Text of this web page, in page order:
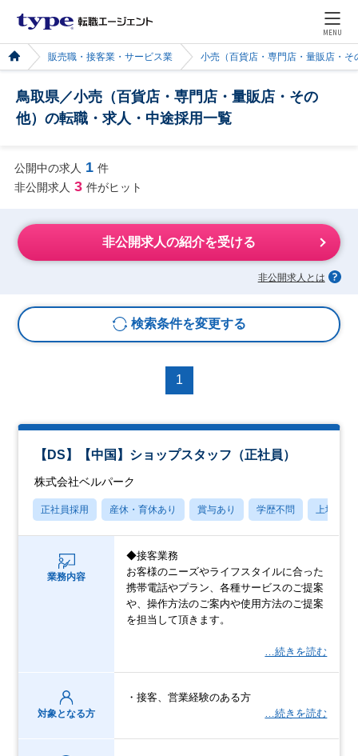
MENU
販売職・接客業・サービス業 小売（百貨店・専門店・量販店・そ
鳥取県／小売（百貨店・専門店・量販店・その
他）の転職・求人・中途採用一覧
公開中の求人 1 件
非公開求人 3 件がヒット
非公開求人の紹介を受ける
非公開求人とは
検索条件を変更する
1
【DS】【中国】ショップスタッフ（正社員）
株式会社ベルパーク
正社員採用 産休・育休あり 賞与あり 学歴不問 上場企業
業務内容
◆接客業務
お客様のニーズやライフスタイルに合った
携帯電話やプラン、各種サービスのご提案
や、操作方法のご案内や使用方法のご提案
を担当して頂きます。
…続きを読む
対象となる方
・接客、営業経験のある方
…続きを読む